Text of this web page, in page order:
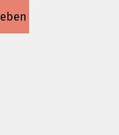
einem
neuen